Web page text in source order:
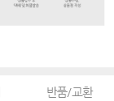
반품/교환